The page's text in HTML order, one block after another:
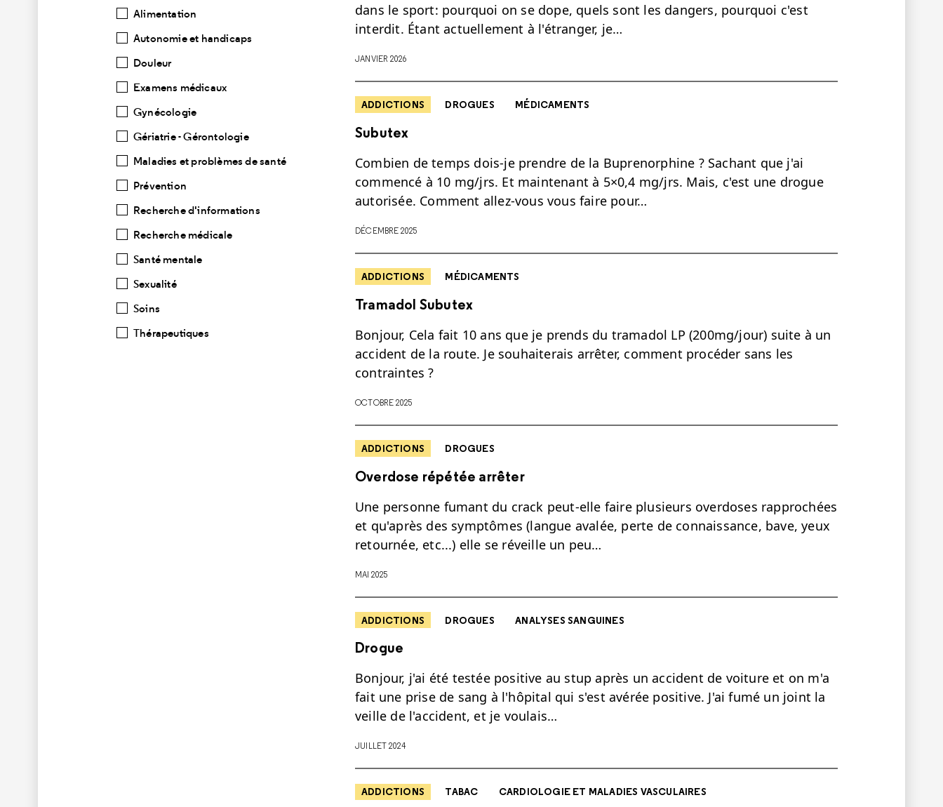
Alimentation
Autonomie et handicaps
Douleur
Examens médicaux
Gynécologie
Gériatrie - Gérontologie
Maladies et problèmes de santé
Prévention
Recherche d'informations
Recherche médicale
Santé mentale
Sexualité
Soins
Thérapeutiques
dans le sport: pourquoi on se dope, quels sont les dangers, pourquoi c'est
interdit. Étant actuellement à l'étranger, je…
JANVIER 2026
ADDICTIONS DROGUES MÉDICAMENTS
Subutex
Combien de temps dois-je prendre de la Buprenorphine ? Sachant que j'ai
commencé à 10 mg/jrs. Et maintenant à 5×0,4 mg/jrs. Mais, c'est une drogue
autorisée. Comment allez-vous vous faire pour…
DÉCEMBRE 2025
ADDICTIONS MÉDICAMENTS
Tramadol Subutex
Bonjour, Cela fait 10 ans que je prends du tramadol LP (200mg/jour) suite à un
accident de la route. Je souhaiterais arrêter, comment procéder sans les
contraintes ?
OCTOBRE 2025
ADDICTIONS DROGUES
Overdose répétée arrêter
Une personne fumant du crack peut-elle faire plusieurs overdoses rapprochées
et qu'après des symptômes (langue avalée, perte de connaissance, bave, yeux
retournée, etc...) elle se réveille un peu…
MAI 2025
ADDICTIONS DROGUES ANALYSES SANGUINES
Drogue
Bonjour, j'ai été testée positive au stup après un accident de voiture et on m'a
fait une prise de sang à l'hôpital qui s'est avérée positive. J'ai fumé un joint la
veille de l'accident, et je voulais…
JUILLET 2024
ADDICTIONS TABAC CARDIOLOGIE ET MALADIES VASCULAIRES